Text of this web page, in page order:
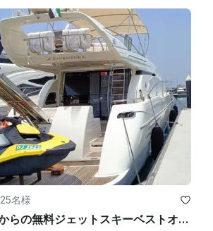
25名様
ドバイマリーナからの無料ジェットスキーベストオファー付き豪華イタリアンアジムットヨット